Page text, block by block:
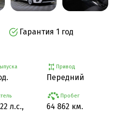
Гарантия 1 год
л.с.,
Привод
Передний
Пробег
64 862 км.